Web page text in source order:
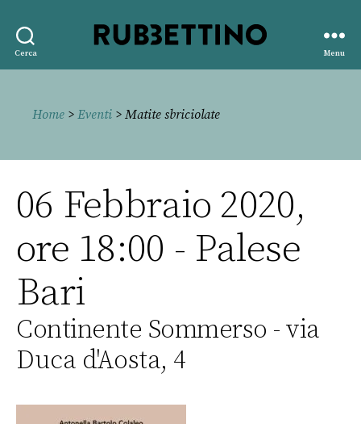
Cerca
editore
Menu
Home > Eventi > Matite sbriciolate
06 Febbraio 2020,
ore 18:00 - Palese
Bari
Continente Sommerso - via
Duca d'Aosta, 4